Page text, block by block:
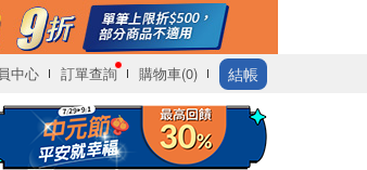
中心 訂單查詢 購物車(0) 結帳